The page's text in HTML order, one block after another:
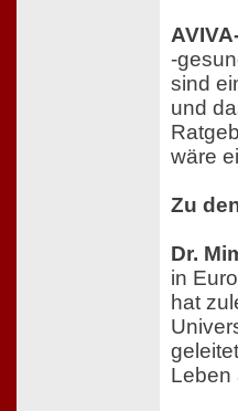
-
sind
und
wäre
Zu
Dr.
in
hat
Leben